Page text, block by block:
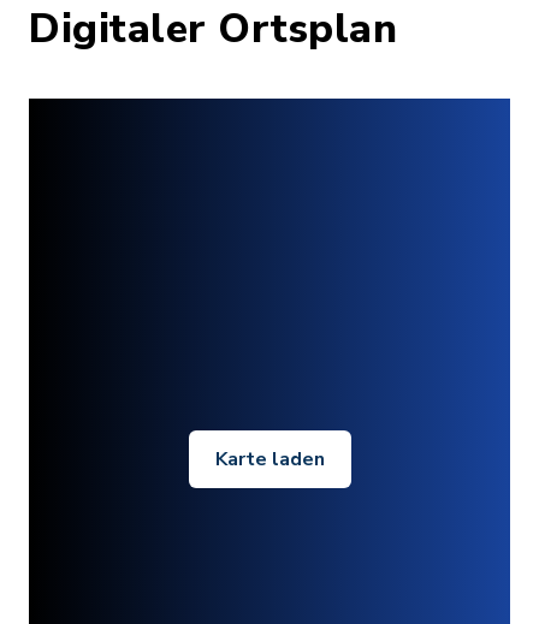
Digitaler Ortsplan
Karte laden